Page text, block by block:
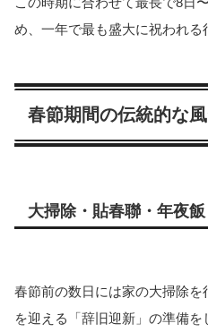
め、一年で最も盛大に祝われる
春節期間の伝統的な
大掃除・貼春聯・年夜飯
春節前の数日には家の大掃除
を迎える「辞旧迎新」の準備